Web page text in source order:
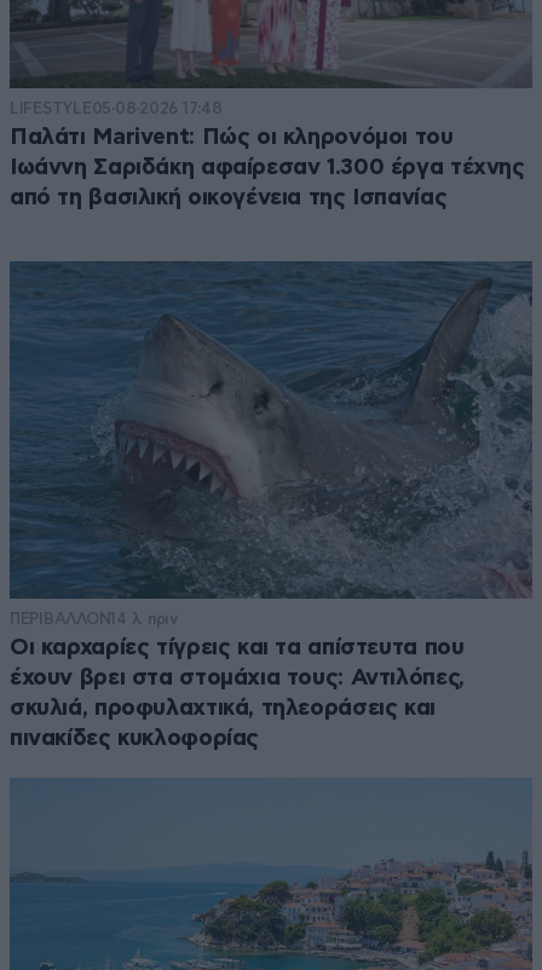
LIFESTYLE05·08·2026 17:48
Παλάτι Marivent: Πώς οι κληρονόμοι του
Ιωάννη Σαριδάκη αφαίρεσαν 1.300 έργα τέχνης
από τη βασιλική οικογένεια της Ισπανίας
ΠΕΡΙΒΑΛΛΟΝ14 λ. πριν
Οι καρχαρίες τίγρεις και τα απίστευτα που
έχουν βρει στα στομάχια τους: Αντιλόπες,
σκυλιά, προφυλαχτικά, τηλεοράσεις και
πινακίδες κυκλοφορίας